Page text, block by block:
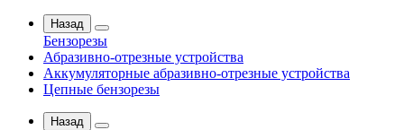
Назад
Бензорезы
Абразивно-отрезные устройства
Аккумуляторные абразивно-отрезные устройства
Цепные бензорезы
Назад